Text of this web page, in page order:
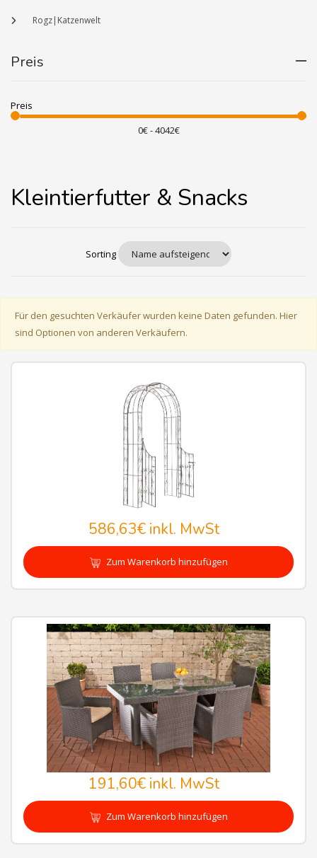
Rogz|Katzenwelt
Preis
Preis
Kleintierfutter & Snacks
Sorting
Für den gesuchten Verkäufer wurden keine Daten gefunden. Hier
sind Optionen von anderen Verkäufern.
586,63€inkl. MwSt
Zum Warenkorb hinzufügen
191,60€inkl. MwSt
Zum Warenkorb hinzufügen